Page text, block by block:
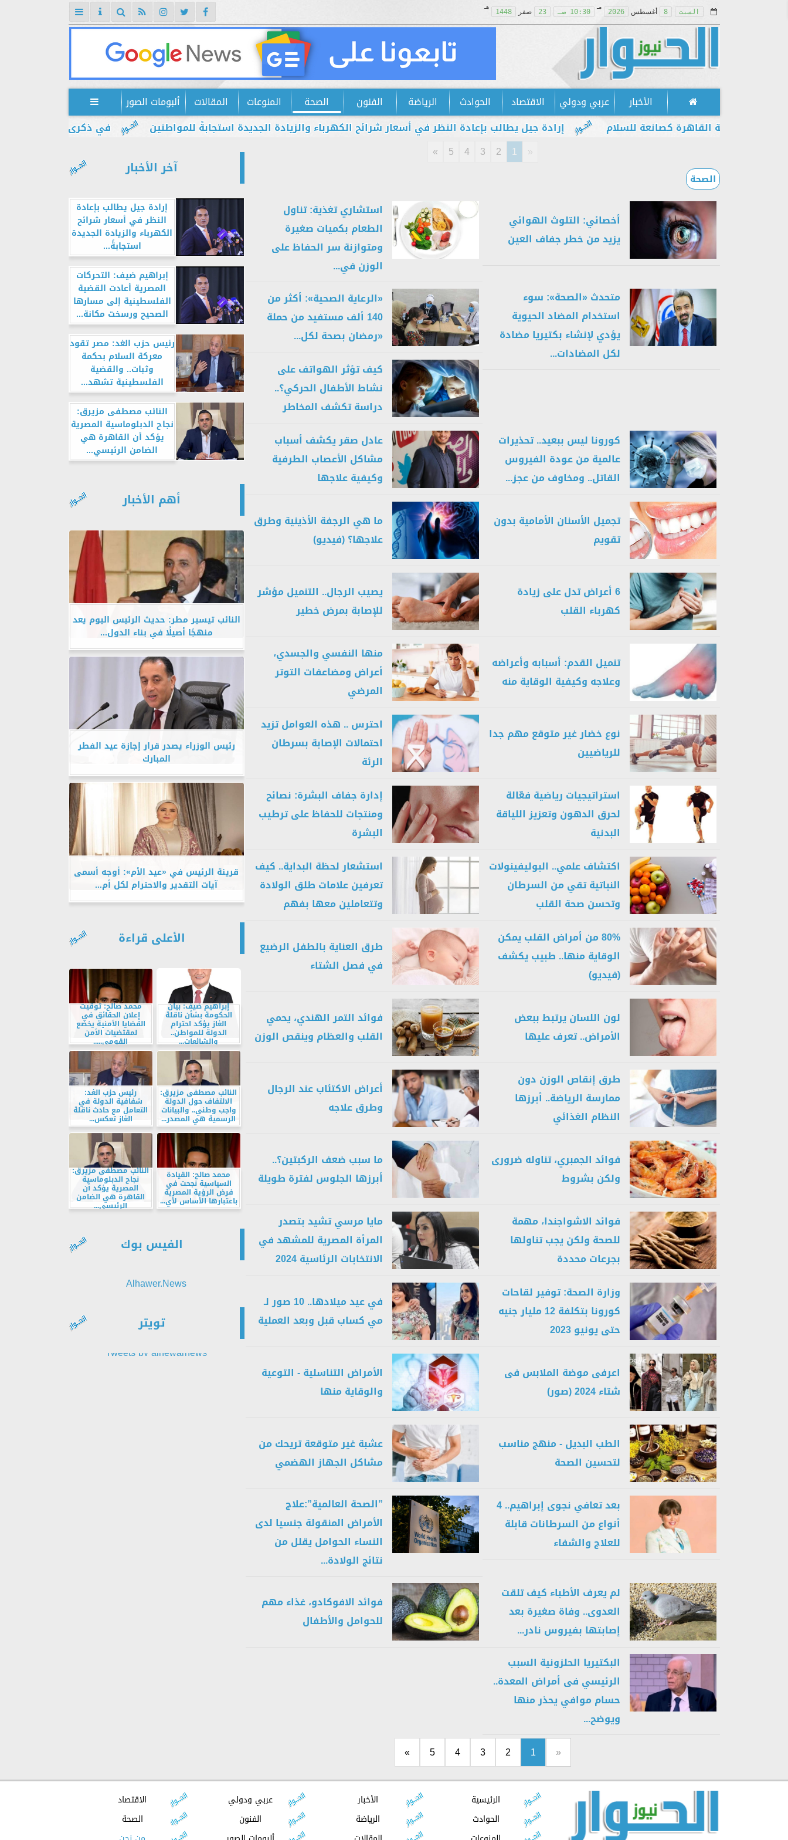
السبت 8 أغسطس 2026
مـ
10:30 صـ 23 صفر 1448
هـ
الأخبار عربي ودولي الاقتصاد الحوادث الرياضة الفنون الصحة المنوعات المقالات ألبومات الصور

في ذكرى يوليو.. إبراهيم ضيف:
إرادة جيل يطالب بإعادة النظر في أسعار شرائح الكهرباء والزيادة الجديدة استجابةً للمواطنين
القاهرة كصانعة للسلام
«
1
2
3
4
5
»
الصحة
أخصائي: التلوث الهوائي
يزيد من خطر جفاف العين
استشاري تغذية: تناول
الطعام بكميات صغيرة
ومتوازنة سر الحفاظ على
الوزن في...
متحدث «الصحة»: سوء
استخدام المضاد الحيوية
يؤدي لإنشاء بكتيريا مضادة
لكل المضادات...
«الرعاية الصحية»: أكثر من
140 ألف مستفيد من حملة
«رمضان بصحة لكل...
كيف تؤثر الهواتف على
نشاط الأطفال الحركي؟..
دراسة تكشف المخاطر
كورونا ليس ببعيد.. تحذيرات
عالمية من عودة الفيروس
القاتل.. ومخاوف من عجز...
عادل صقر يكشف أسباب
مشاكل الأعصاب الطرفية
وكيفية علاجها
تجميل الأسنان الأمامية بدون
تقويم
ما هي الرجفة الأذينية وطرق
علاجها؟ (فيديو)
6 أعراض تدل على زيادة
كهرباء القلب
يصيب الرجال.. التنميل مؤشر
للإصابة بمرض خطير
تنميل القدم: أسبابه وأعراضه
وعلاجه وكيفية الوقاية منه
منها النفسي والجسدي،
أعراض ومضاعفات التوتر
المرضي
نوع خضار غير متوقع مهم جدا
للرياضيين
احترس .. هذه العوامل تزيد
احتمالات الإصابة بسرطان
الرئة
استراتيجيات رياضية فعّالة
لحرق الدهون وتعزيز اللياقة
البدنية
إدارة جفاف البشرة: نصائح
ومنتجات للحفاظ على ترطيب
البشرة
اكتشاف علمي.. البوليفينولات
النباتية تقي من السرطان
وتحسن صحة القلب
استشعار لحظة البداية.. كيف
تعرفين علامات طلق الولادة
وتتعاملين معها بفهم
80% من أمراض القلب يمكن
الوقاية منها.. طبيب يكشف
(فيديو)
طرق العناية بالطفل الرضيع
في فصل الشتاء
لون اللسان يرتبط ببعض
الأمراض.. تعرف عليها
فوائد التمر الهندي، يحمي
القلب والعظام وينقص الوزن
طرق إنقاص الوزن دون
ممارسة الرياضة.. أبرزها
النظام الغذائي
أعراض الاكتئاب عند الرجال
وطرق علاجه
فوائد الجمبري، تناوله ضرورى
ولكن بشروط
ما سبب ضعف الركبتين؟..
أبرزها الجلوس لفترة طويلة
فوائد الاشواجندا، مهمة
للصحة ولكن يجب تناولها
بجرعات محددة
مايا مرسي تشيد بتصدر
المرأة المصرية للمشهد في
الانتخابات الرئاسية 2024
وزارة الصحة: توفير لقاحات
كورونا بتكلفة 12 مليار جنيه
حتى يونيو 2023
في عيد ميلادها.. 10 صور لـ
مي كساب قبل وبعد العملية
اعرفى موضة الملابس فى
شتاء 2024 (صور)
الأمراض التناسلية - التوعية
والوقاية منها
الطب البديل - منهج مناسب
لتحسين الصحة
عشبة غير متوقعة تريحك من
مشاكل الجهاز الهضمي
بعد تعافي نجوى إبراهيم.. 4
أنواع من السرطانات قابلة
للعلاج والشفاء
”الصحة العالمية”:علاج
الأمراض المنقولة جنسيا لدى
النساء الحوامل يقلل من
نتائج الولادة...
لم يعرف الأطباء كيف تلقت
العدوى.. وفاة صغيرة بعد
إصابتها بفيروس نادر...
فوائد الافوكادو، غذاء مهم
للحوامل والأطفال
البكتيريا الحلزونية السبب
الرئيسي فى أمراض المعدة..
حسام موافي يحذر منها
ويوضح...
«
1
2
3
4
5
»
آخر الأخبار
إرادة جيل يطالب بإعادة
النظر في أسعار شرائح
الكهرباء والزيادة الجديدة
استجابةً...
إبراهيم ضيف: التحركات
المصرية أعادت القضية
الفلسطينية إلى مسارها
الصحيح ورسخت مكانة...
رئيس حزب الغد: مصر تقود
معركة السلام بحكمة
وثبات.. والقضية
الفلسطينية تشهد...
النائب مصطفى مزيرق:
نجاح الدبلوماسية المصرية
يؤكد أن القاهرة هي
الضامن الرئيسي...
أهم الأخبار
النائب تيسير مطر: حديث الرئيس اليوم يعد
منهجًا أصيلًا في بناء الدول...
رئيس الوزراء يصدر قرار إجازة عيد الفطر
المبارك
قرينة الرئيس في «عيد الأم»: أوجه أسمى
آيات التقدير والاحترام لكل أم...
الأعلى قراءة
إبراهيم ضيف: بيان
الحكومة بشأن ناقلة
الغاز يؤكد احترام
الدولة للمواطن..
والشائعات...
محمد صالح: توقيت
إعلان الحقائق في
القضايا الأمنية يخضع
لمقتضيات الأمن
القومي.....
النائب مصطفى مزيرق:
الالتفاف حول الدولة
واجب وطني.. والبيانات
الرسمية هي المصدر...
رئيس حزب الغد:
شفافية الدولة في
التعامل مع حادث ناقلة
الغاز تعكس...
محمد صالح: القيادة
السياسية نجحت في
فرض الرؤية المصرية
باعتبارها الأساس لأي...
النائب مصطفى مزيرق:
نجاح الدبلوماسية
المصرية يؤكد أن
القاهرة هي الضامن
الرئيسي...
الفيس بوك
Alhawer.News
تويتر
Tweets by alhewarnews
الرئيسية الأخبار عربي ودولي
الاقتصاد
الحوادث
الرياضة الفنون
الصحة